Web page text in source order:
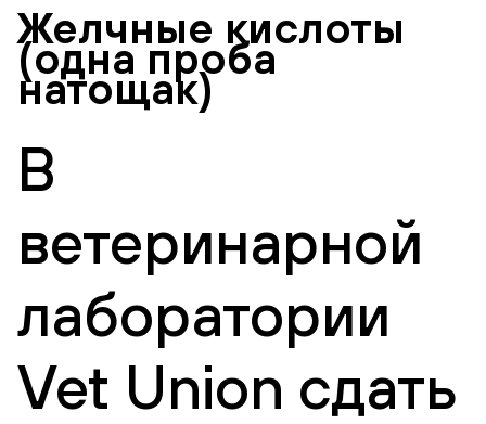
Желчные кислоты
(одна проба
натощак)
В
ветеринарной
лаборатории
Vet Union сдать